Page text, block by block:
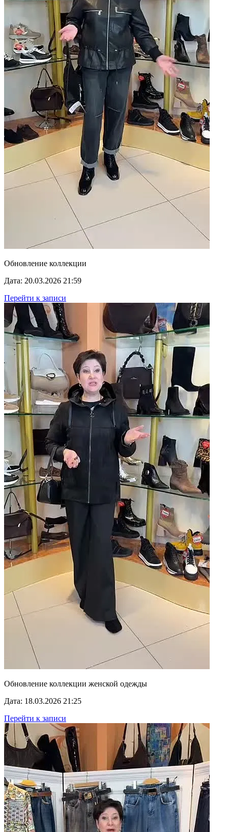
Обновление коллекции
Дата: 20.03.2026 21:59
Перейти к записи
Обновление коллекции женской одежды
Дата: 18.03.2026 21:25
Перейти к записи